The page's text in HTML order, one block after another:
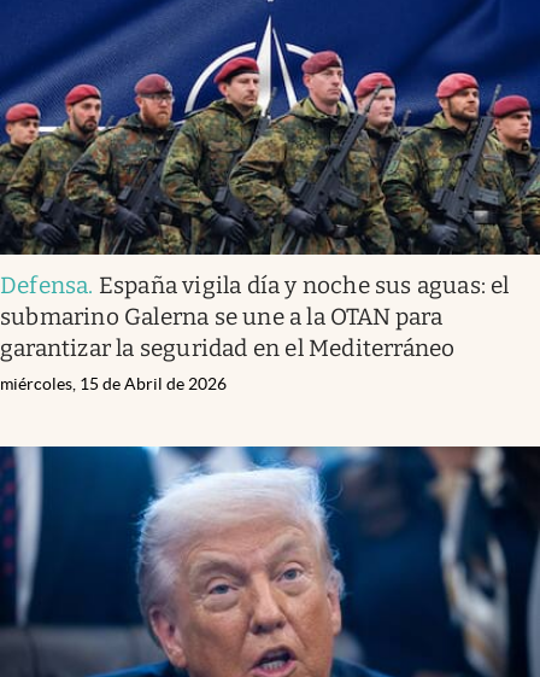
Defensa. España vigila día y noche sus aguas: el
submarino Galerna se une a la OTAN para
garantizar la seguridad en el Mediterráneo
miércoles, 15 de Abril de 2026